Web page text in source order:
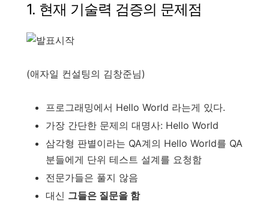
1. 현재 기술력 검증의 문제점
(애자일 컨설팅의 김창준님)
프로그래밍에서 Hello World 라는게 있다.
가장 간단한 문제의 대명사: Hello World
삼각형 판별이라는 QA계의 Hello World를 QA
분들에게 단위 테스트 설계를 요청함
전문가들은 풀지 않음
대신 그들은 질문을 함